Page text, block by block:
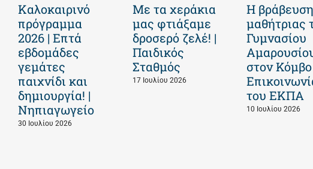
Καλοκαιρινό
πρόγραμμα
2026 | Επτά
εβδομάδες
γεμάτες
παιχνίδι και
δημιουργία! |
Νηπιαγωγείο
30 Ιουλίου 2026
Με τα χεράκια
μας φτιάξαμε
δροσερό ζελέ! |
Παιδικός
Σταθμός
17 Ιουλίου 2026
Η βράβευση
μαθήτριας
Γυμνασίου
στον Κόμβο
του ΕΚΠΑ
10 Ιουλίου 2026